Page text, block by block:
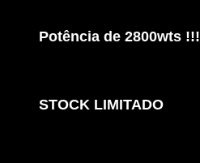
Garland
Potência de 2800wts !!!
STOCK LIMITADO